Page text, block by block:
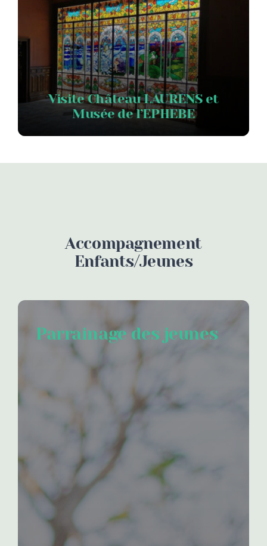
Visite Château LAURENS et
Musée de l’EPHEBE
Accompagnement
Enfants/jeunes
Parrainage des jeunes